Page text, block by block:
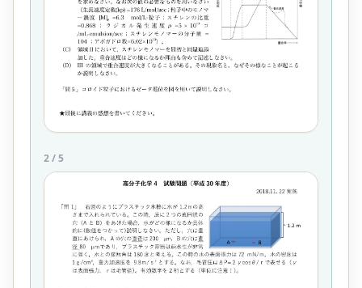
2/5